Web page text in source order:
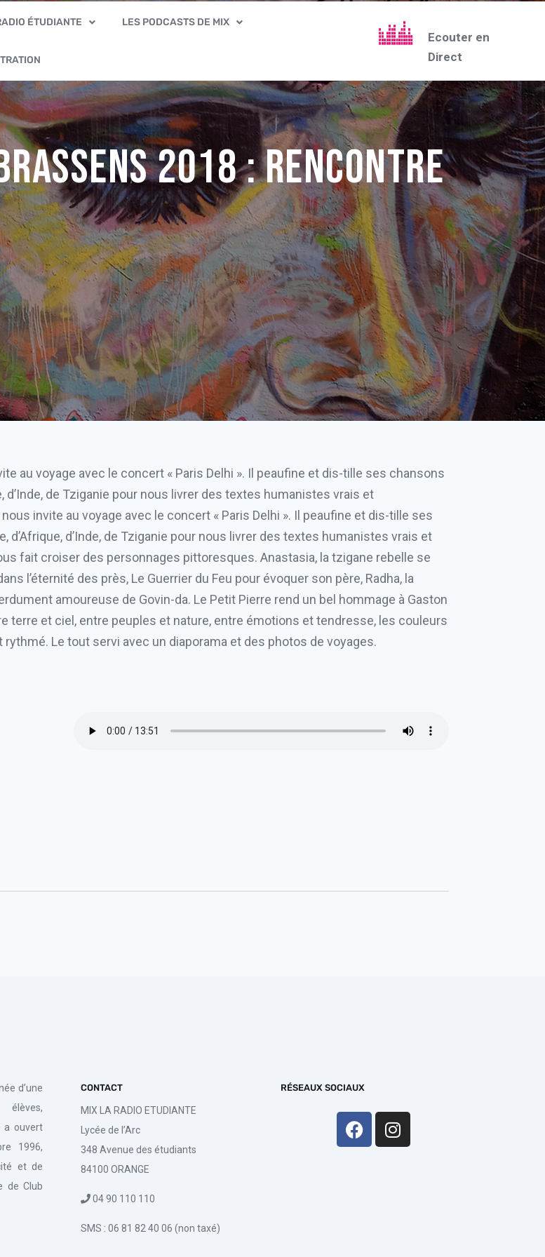
ÉTUDIANTE LES PODCASTS DE MIX
Ecouter en
Direct
2018 : RENCONTRE
au voyage avec le concert « Paris Delhi ». Il peaufine et dis-tille ses chansons
de Tziganie pour nous livrer des textes humanistes vrais et
invite au voyage avec le concert « Paris Delhi ». Il peaufine et dis-tille ses
d’Inde, de Tziganie pour nous livrer des textes humanistes vrais et
fait croiser des personnages pittoresques. Anastasia, la tzigane rebelle se
l’éternité des près, Le Guerrier du Feu pour évoquer son père, Radha, la
amoureuse de Govin-da. Le Petit Pierre rend un bel hommage à Gaston
terre et ciel, entre peuples et nature, entre émotions et tendresse, les couleurs
Le tout servi avec un diaporama et des photos de voyages.
d’une
a ouvert
1996,
et de
de Club
CONTACT
MIX LA RADIO ETUDIANTE
Lycée de l’Arc
348 Avenue des étudiants
84100 ORANGE
04 90 110 110
SMS : 06 81 82 40 06 (non taxé)
RÉSEAUX SOCIAUX